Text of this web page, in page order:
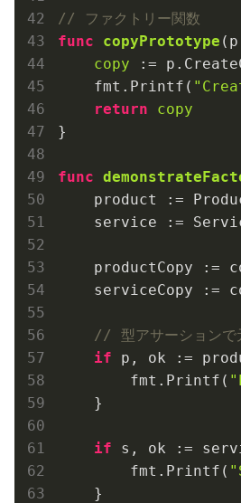
// ファクトリー関数
func
copyPrototype
copy :=
    fmt.Printf(
return
copy
}
func
product :=
service :=
productCopy :=
serviceCopy :=
// 型アサーションで
if p, ok :=
        fmt.Printf(
    }
if s, ok :=
        fmt.Printf(
    }